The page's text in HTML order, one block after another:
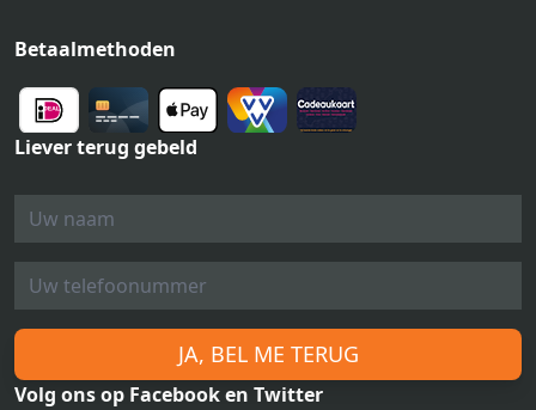
Betaalmethoden
Liever terug gebeld
JA, BEL ME TERUG
Volg ons op Facebook en Twitter